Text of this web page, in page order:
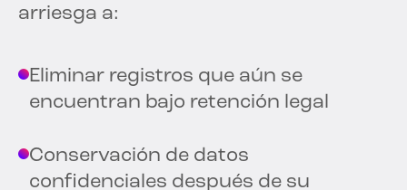
arriesga a:
Eliminar registros que aún se
encuentran bajo retención legal
Conservación de datos
confidenciales después de su